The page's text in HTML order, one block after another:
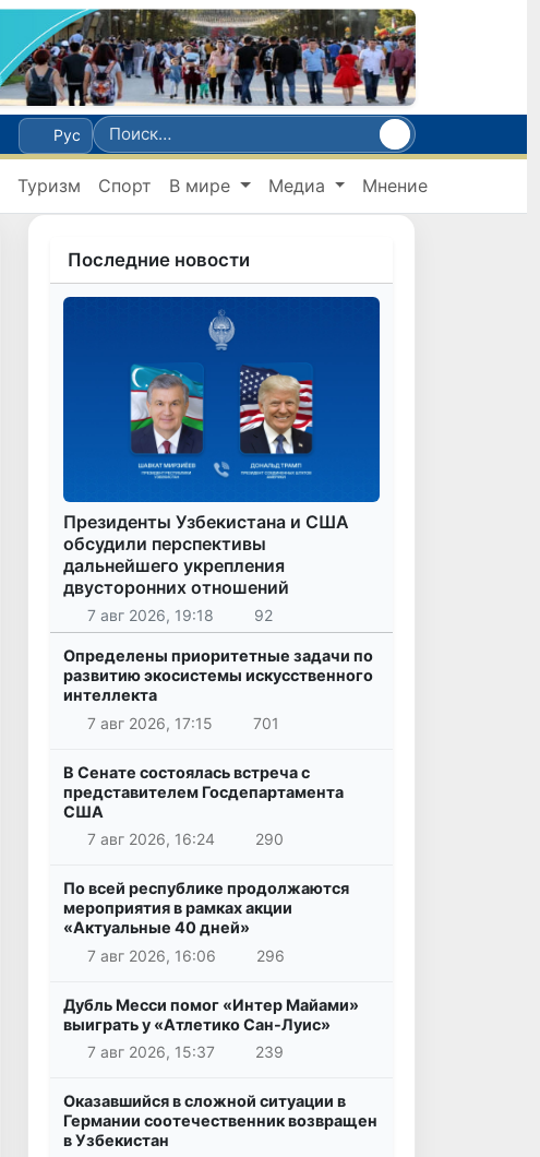
Рус
Туризм Спорт В мире Медиа Мнение
Последние новости
Президенты Узбекистана и США
обсудили перспективы
дальнейшего укрепления
двусторонних отношений
7 авг 2026, 19:18 92
Определены приоритетные задачи по
развитию экосистемы искусственного
интеллекта
7 авг 2026, 17:15
701
В Сенате состоялась встреча с
представителем Госдепартамента
США
7 авг 2026, 16:24
290
По всей республике продолжаются
мероприятия в рамках акции
«Актуальные 40 дней»
7 авг 2026, 16:06
296
Дубль Месси помог «Интер Майами»
выиграть у «Атлетико Сан-Луис»
7 авг 2026, 15:37
239
Оказавшийся в сложной ситуации в
Германии соотечественник возвращен
в Узбекистан